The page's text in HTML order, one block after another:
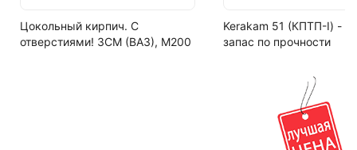
Написать на почту
Кол-во поддонов в машине
Цокольный кирпич. С
отверстиями! ЗСМ (ВАЗ), М200
Kerakam 51 (КПТП-I) -
запас по прочности